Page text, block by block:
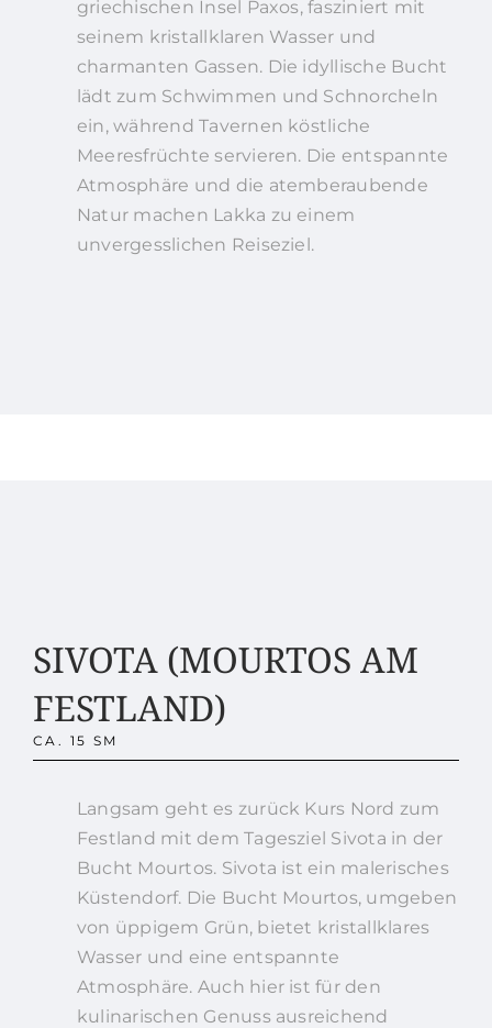
griechischen Insel Paxos, fasziniert mit
seinem kristallklaren Wasser und
charmanten Gassen. Die idyllische Bucht
lädt zum Schwimmen und Schnorcheln
ein, während Tavernen köstliche
Meeresfrüchte servieren. Die entspannte
Atmosphäre und die atemberaubende
Natur machen Lakka zu einem
unvergesslichen Reiseziel.
SIVOTA (MOURTOS AM
FESTLAND)
CA. 15 SM
Langsam geht es zurück Kurs Nord zum
Festland mit dem Tagesziel Sivota in der
Bucht Mourtos. Sivota ist ein malerisches
Küstendorf. Die Bucht Mourtos, umgeben
von üppigem Grün, bietet kristallklares
Wasser und eine entspannte
Atmosphäre. Auch hier ist für den
kulinarischen Genuss ausreichend